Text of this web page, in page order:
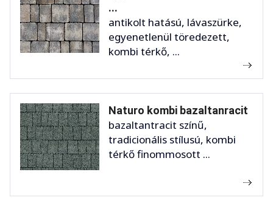
...
antikolt hatású, lávaszürke,
egyenetlenül töredezett,
kombi térkő, ...
Naturo kombi bazaltanracit
bazaltantracit színű,
tradicionális stílusú, kombi
térkő finommosott ...